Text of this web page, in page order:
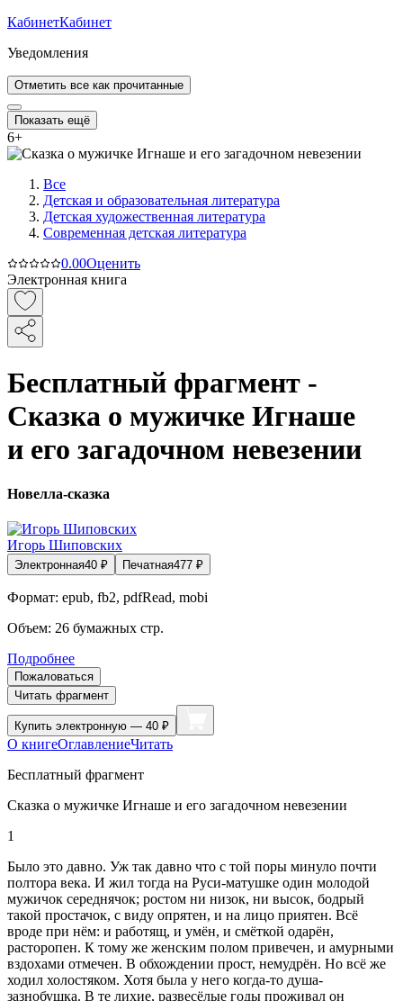
КабинетКабинет
Уведомления
Отметить все как прочитанные
Показать ещё
6+
Все
Детская и образовательная литература
Детская художественная литература
Современная детская литература
0.00Оценить
Электронная книга
Бесплатный фрагмент -
Сказка о мужичке Игнаше
и его загадочном невезении
Новелла-сказка
Игорь Шиповских
Электронная40 ₽ Печатная477 ₽
Формат: epub, fb2, pdfRead, mobi
Объем: 26 бумажных стр.
Подробнее
Пожаловаться
Читать фрагмент
Купить электронную — 40 ₽
О книгеОглавлениеЧитать
Бесплатный фрагмент
Сказка о мужичке Игнаше и его загадочном невезении
1
Было это давно. Уж так давно что с той поры минуло почти
полтора века. И жил тогда на Руси-матушке один молодой
мужичок середнячок; ростом ни низок, ни высок, бодрый
такой простачок, с виду опрятен, и на лицо приятен. Всё
вроде при нём: и работящ, и умён, и смёткой одарён,
расторопен. К тому же женским полом привечен, и амурными
вздохами отмечен. В обхождении прост, немудрён. Но всё же
ходил холостяком. Хотя была у него когда-то душа-
зазнобушка. В те лихие, развесёлые годы проживал он